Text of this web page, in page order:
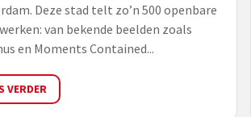
Deze stad telt zo’n 500 openbare
van bekende beelden zoals
en Moments Contained...
VERDER